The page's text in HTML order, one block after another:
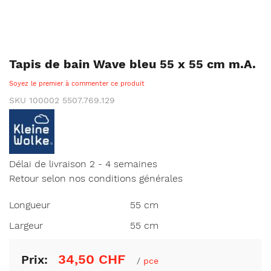
Skip
the
beginning
of
the
images
gallery
Tapis de bain Wave bleu 55 x 55 cm m.A.
Soyez le premier à commenter ce produit
SKU 100002 5507.769.129
Délai de livraison 2 - 4 semaines
Retour selon nos conditions générales
Longueur
55 cm
Largeur
55 cm
Prix: 34,50 CHF / pce